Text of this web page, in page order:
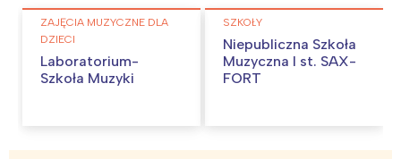
ZAJĘCIA MUZYCZNE DLA
DZIECI
Laboratorium-
Szkoła Muzyki
SZKOŁY
Niepubliczna Szkoła
Muzyczna I st. SAX-
FORT